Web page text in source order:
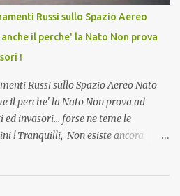
Russi sullo Spazio Aereo
il perche' la Nato Non prova
!
Russi sullo Spazio Aereo Nato
il perche' la Nato Non prova ad
invasori... forse ne teme le
! Tranquilli, Non esiste ancora
una "False Flag", per provocare